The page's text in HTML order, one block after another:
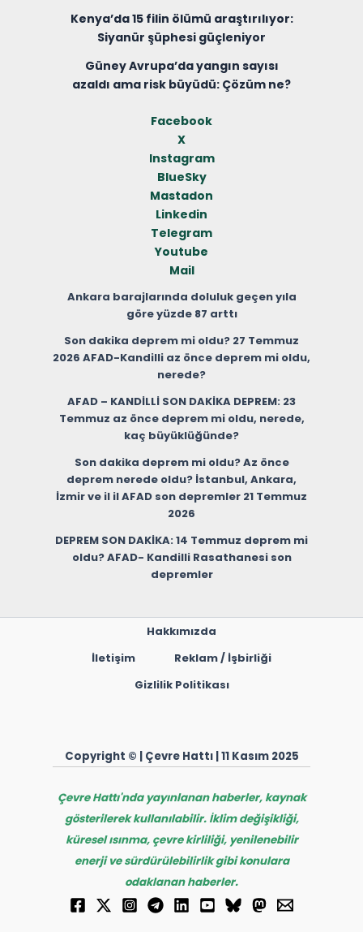
Kenya’da 15 filin ölümü araştırılıyor:
Siyanür şüphesi güçleniyor
Güney Avrupa’da yangın sayısı
azaldı ama risk büyüdü: Çözüm ne?
Facebook
X
Instagram
BlueSky
Mastadon
Linkedin
Telegram
Youtube
Mail
Ankara barajlarında doluluk geçen yıla
göre yüzde 87 arttı
Son dakika deprem mi oldu? 27 Temmuz
2026 AFAD-Kandilli az önce deprem mi oldu,
nerede?
AFAD – KANDİLLİ SON DAKİKA DEPREM: 23
Temmuz az önce deprem mi oldu, nerede,
kaç büyüklüğünde?
Son dakika deprem mi oldu? Az önce
deprem nerede oldu? İstanbul, Ankara,
İzmir ve il il AFAD son depremler 21 Temmuz
2026
DEPREM SON DAKİKA: 14 Temmuz deprem mi
oldu? AFAD- Kandilli Rasathanesi son
depremler
Hakkımızda
İletişim
Reklam / İşbirliği
Gizlilik Politikası
Copyright © | Çevre Hattı | 11 Kasım 2025
Çevre Hattı'nda yayınlanan haberler, kaynak
gösterilerek kullanılabilir. İklim değişikliği,
küresel ısınma, çevre kirliliği, yenilenebilir
enerji ve sürdürülebilirlik gibi konulara
odaklanan haberler.